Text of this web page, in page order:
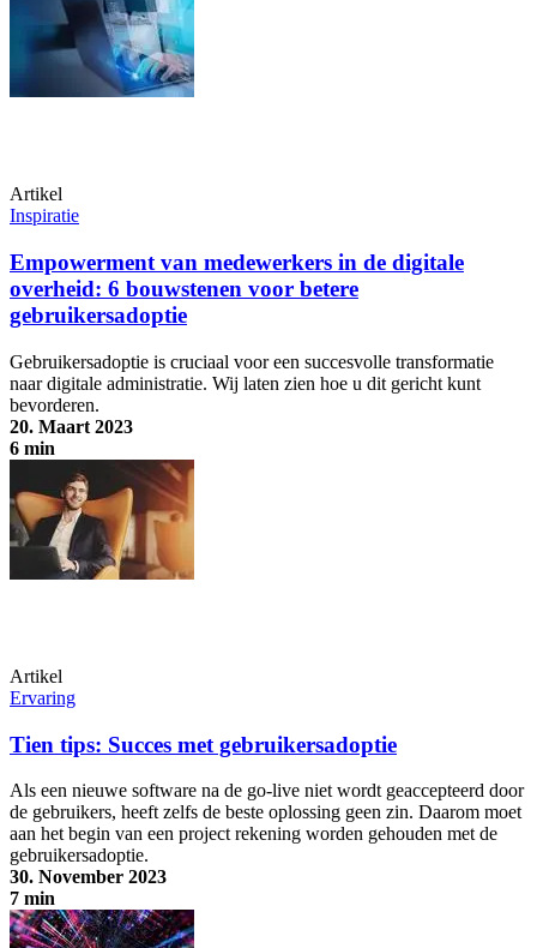
Artikel
Inspiratie
Empowerment van medewerkers in de digitale
overheid: 6 bouwstenen voor betere
gebruikersadoptie
Gebruikersadoptie is cruciaal voor een succesvolle transformatie
naar digitale administratie. Wij laten zien hoe u dit gericht kunt
bevorderen.
20. Maart 2023
6 min
Empowerment van medewerkers in de digitale overheid: 6
bouwstenen voor betere gebruikersadoptie
Artikel
Ervaring
Tien tips: Succes met gebruikersadoptie
Als een nieuwe software na de go-live niet wordt geaccepteerd door
de gebruikers, heeft zelfs de beste oplossing geen zin. Daarom moet
aan het begin van een project rekening worden gehouden met de
gebruikersadoptie.
30. November 2023
7 min
Tien tips: Succes met gebruikersadoptie